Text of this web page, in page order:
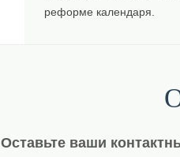
реформе календаря.
Оставьте ваши